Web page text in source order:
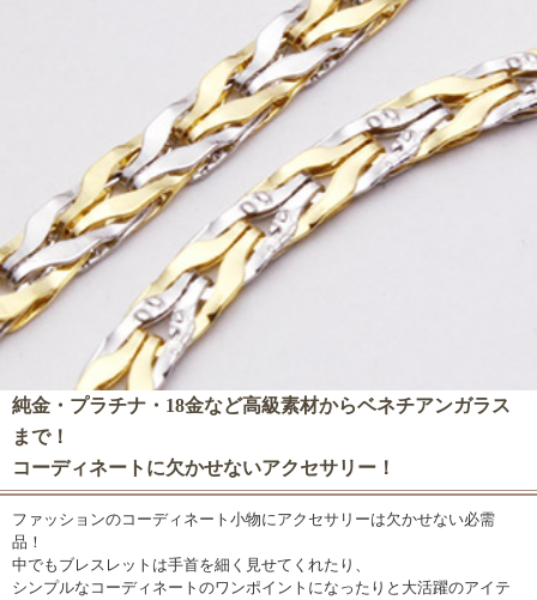
純金・プラチナ・18金など高級素材からベネチアンガラス
まで！
コーディネートに欠かせないアクセサリー！
ファッションのコーディネート小物にアクセサリーは欠かせない必需
品！
中でもブレスレットは手首を細く見せてくれたり、
シンプルなコーディネートのワンポイントになったりと大活躍のアイテ